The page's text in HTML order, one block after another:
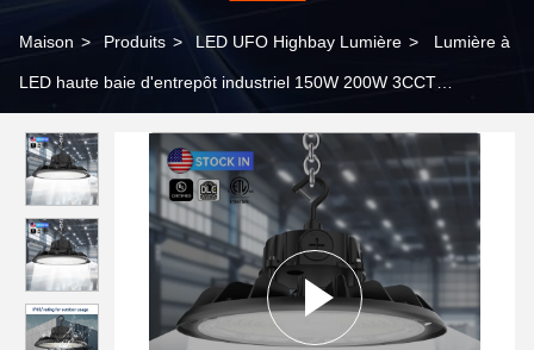
Maison > Produits > LED UFO Highbay Lumière > Lumière à
LED haute baie d'entrepôt industriel 150W 200W 3CCT